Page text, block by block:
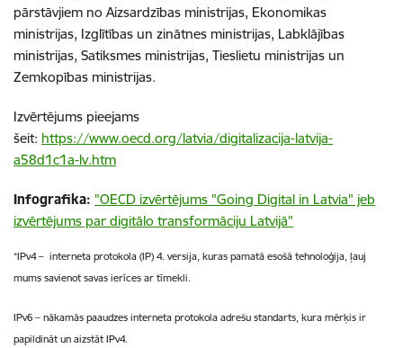
pārstāvjiem no Aizsardzības ministrijas, Ekonomikas
ministrijas, Izglītības un zinātnes ministrijas, Labklājības
ministrijas, Satiksmes ministrijas, Tieslietu ministrijas un
Zemkopības ministrijas.
Izvērtējums pieejams
šeit: https://www.oecd.org/latvia/digitalizacija-latvija-
a58d1c1a-lv.htm
Infografika: "OECD izvērtējums "Going Digital in Latvia" jeb
izvērtējums par digitālo transformāciju Latvijā"
*IPv4 – interneta protokola (IP) 4. versija, kuras pamatā esošā tehnoloģija, ļauj
mums savienot savas ierīces ar tīmekli.
IPv6 – nākamās paaudzes interneta protokola adrešu standarts, kura mērķis ir
papildināt un aizstāt IPv4.